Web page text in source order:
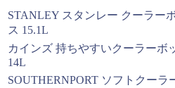
STANLEY スタンレー クーラー
ス 15.1L
カインズ 持ちやすいクーラーボ
14L
SOUTHERNPORT ソフトクーラ